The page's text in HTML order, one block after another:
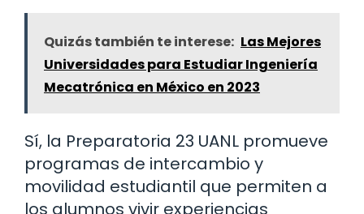
Quizás también te interese: Las Mejores
Universidades para Estudiar Ingeniería
Mecatrónica en México en 2023
Sí, la Preparatoria 23 UANL promueve
programas de intercambio y
movilidad estudiantil que permiten a
los alumnos vivir experiencias